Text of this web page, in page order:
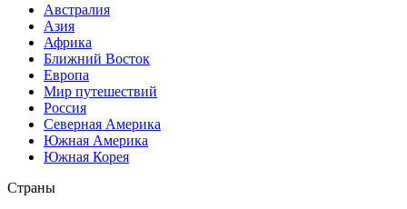
Австралия
Азия
Африка
Ближний Восток
Европа
Мир путешествий
Россия
Северная Америка
Южная Америка
Южная Корея
Страны